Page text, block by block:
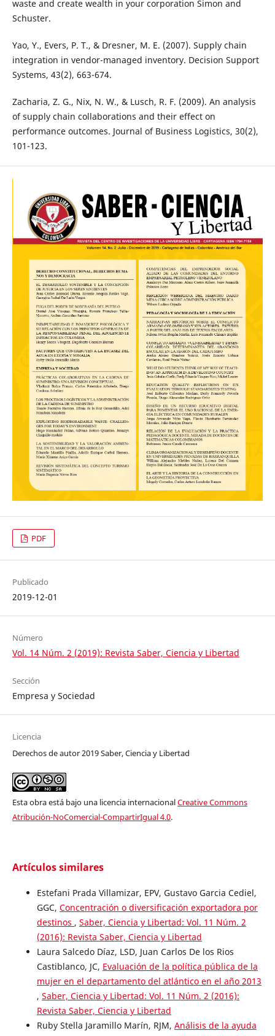
waste and create wealth in your corporation Simon and
Schuster.
Yao, Y., Evers, P. T., & Dresner, M. E. (2007). Supply chain
integration in vendor-managed inventory. Decision Support
Systems, 43(2), 663-674.
Zacharia, Z. G., Nix, N. W., & Lusch, R. F. (2009). An analysis
of supply chain collaborations and their effect on
performance outcomes. Journal of Business Logistics, 30(2),
101-123.
PDF
Publicado
2019-12-01
Número
Vol. 14 Núm. 2 (2019): Revista Saber, Ciencia y Libertad
Sección
Empresa y Sociedad
Licencia
Derechos de autor 2019 Saber, Ciencia y Libertad
Esta obra está bajo una licencia internacionalCreative Commons
Atribución-NoComercial-CompartirIgual 4.0.
Artículos similares
Estefani Prada Villamizar, EPV, Gustavo Garcia Cediel,
GGC, Concentración o diversificación exportadora por
destinos , Saber, Ciencia y Libertad: Vol. 11 Núm. 2
(2016): Revista Saber, Ciencia y Libertad
Laura Salcedo Díaz, LSD, Juan Carlos De los Rios
Castiblanco, JC, Evaluación de la política pública de la
mujer en el departamento del atlántico en el año 2013
, Saber, Ciencia y Libertad: Vol. 11 Núm. 2 (2016):
Revista Saber, Ciencia y Libertad
Ruby Stella Jaramillo Marín, RJM, Análisis de la ayuda